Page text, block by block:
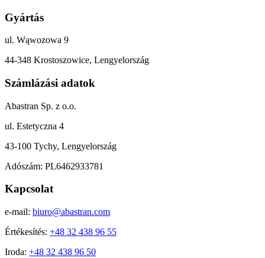
Gyártás
ul. Wąwozowa 9
44-348 Krostoszowice, Lengyelország
Számlázási adatok
Abastran Sp. z o.o.
ul. Estetyczna 4
43-100 Tychy, Lengyelország
Adószám: PL6462933781
Kapcsolat
e-mail: biuro@abastran.com
Értékesítés: +48 32 438 96 55
Iroda: +48 32 438 96 50